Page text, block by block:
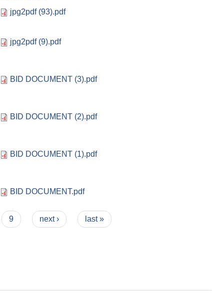
jpg2pdf (93).pdf
jpg2pdf (9).pdf
BID DOCUMENT (3).pdf
BID DOCUMENT (2).pdf
BID DOCUMENT (1).pdf
BID DOCUMENT.pdf
9 next › last »